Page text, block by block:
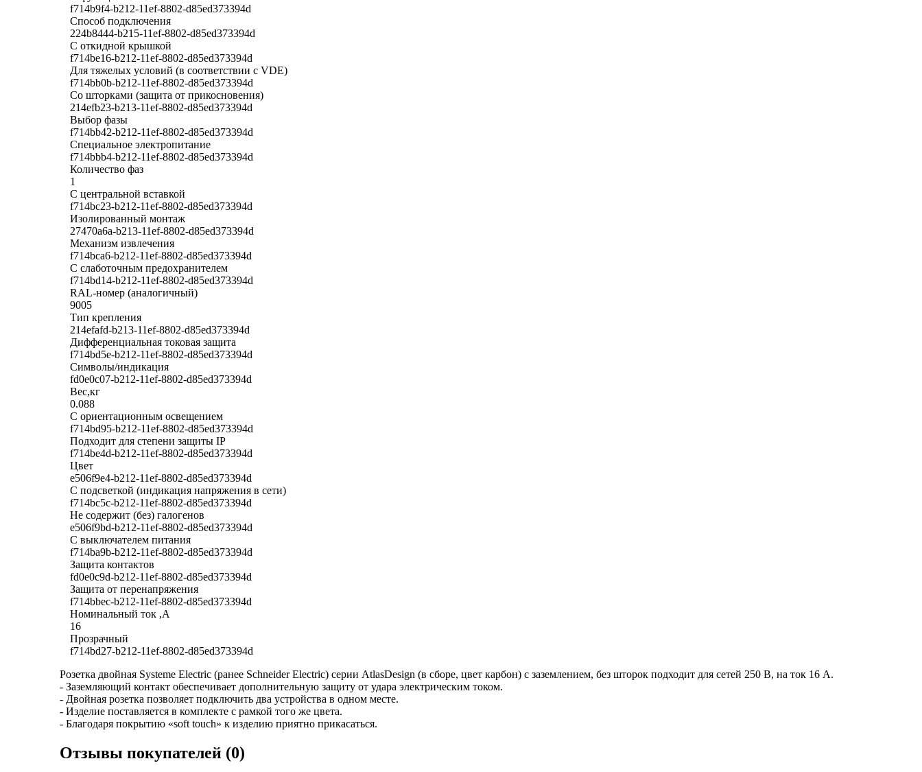
f714b9f4-b212-11ef-8802-d85ed373394d
Способ подключения
224b8444-b215-11ef-8802-d85ed373394d
С откидной крышкой
f714be16-b212-11ef-8802-d85ed373394d
Для тяжелых условий (в соответствии с VDE)
f714bb0b-b212-11ef-8802-d85ed373394d
Со шторками (защита от прикосновения)
214efb23-b213-11ef-8802-d85ed373394d
Выбор фазы
f714bb42-b212-11ef-8802-d85ed373394d
Cпециальное электропитание
f714bbb4-b212-11ef-8802-d85ed373394d
Количество фаз
1
С центральной вставкой
f714bc23-b212-11ef-8802-d85ed373394d
Изолированный монтаж
27470a6a-b213-11ef-8802-d85ed373394d
Механизм извлечения
f714bca6-b212-11ef-8802-d85ed373394d
С слаботочным предохранителем
f714bd14-b212-11ef-8802-d85ed373394d
RAL-номер (аналогичный)
9005
Тип крепления
214efafd-b213-11ef-8802-d85ed373394d
Дифференциальная токовая защита
f714bd5e-b212-11ef-8802-d85ed373394d
Символы/индикация
fd0e0c07-b212-11ef-8802-d85ed373394d
Вес,кг
0.088
С ориентационным освещением
f714bd95-b212-11ef-8802-d85ed373394d
Подходит для степени защиты IP
f714be4d-b212-11ef-8802-d85ed373394d
Цвет
e506f9e4-b212-11ef-8802-d85ed373394d
С подсветкой (индикация напряжения в сети)
f714bc5c-b212-11ef-8802-d85ed373394d
Не содержит (без) галогенов
e506f9bd-b212-11ef-8802-d85ed373394d
С выключателем питания
f714ba9b-b212-11ef-8802-d85ed373394d
Защита контактов
fd0e0c9d-b212-11ef-8802-d85ed373394d
Защита от перенапряжения
f714bbec-b212-11ef-8802-d85ed373394d
Номинальный ток ,А
16
Прозрачный
f714bd27-b212-11ef-8802-d85ed373394d
Розетка двойная Systeme Electric (ранее Schneider Electric) серии AtlasDesign (в сборе, цвет карбон) с заземлением, без шторок подходит для сетей 250 В, на ток 16 А.
- Заземляющий контакт обеспечивает дополнительную защиту от удара электрическим током.
- Двойная розетка позволяет подключить два устройства в одном месте.
- Изделие поставляется в комплекте с рамкой того же цвета.
- Благодаря покрытию «soft touch» к изделию приятно прикасаться.
Отзывы покупателей (0)